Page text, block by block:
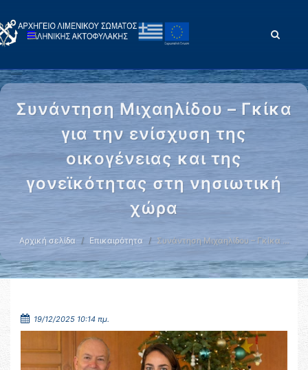
Συνάντηση Μιχαηλίδου – Γκίκα
για την ενίσχυση της
οικογένειας και της
γονεϊκότητας στη νησιωτική
χώρα
Αρχική σελίδα Επικαιρότητα Συνάντηση Μιχαηλίδου – Γκίκα …
19/12/2025 10:14 πμ.